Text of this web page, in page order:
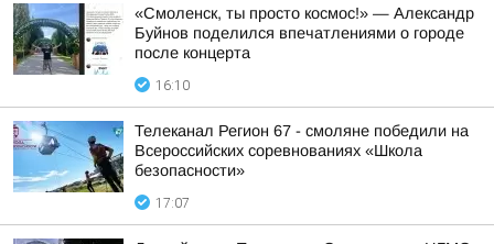
«Смоленск, ты просто космос!» — Александр
Буйнов поделился впечатлениями о городе
после концерта
16:10
Телеканал Регион 67 - смоляне победили на
Всероссийских соревнованиях «Школа
безопасности»
17:07